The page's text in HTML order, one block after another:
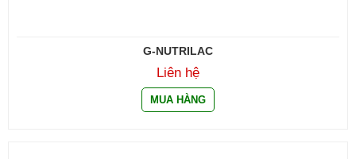
G-NUTRILAC
Liên hệ